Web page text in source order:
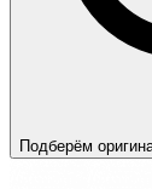
Подберём